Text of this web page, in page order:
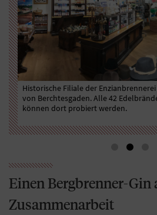
Historische Filiale der
von Berchtesgaden. Alle 42
können dort probiert werden.
Einen Bergbrenner-Gin
Zusammenarbeit